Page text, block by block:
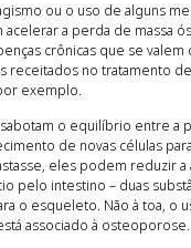
ou o uso de alguns
a perda de massa
crônicas que se
receitados no tratamento
exemplo.
sabotam o equilíbrio entre a
de novas células
eles podem reduzir a
pelo intestino – duas
o esqueleto. Não à toa, o
associado à osteoporose.